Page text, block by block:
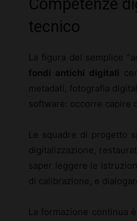
Competenze
tecnico
La figura del semplice
fondi antichi digitali
metadati, fotografia
software: occorre capire
Le squadre di progetto
digitalizzazione,
saper leggere le
di calibrazione, e
La formazione continua